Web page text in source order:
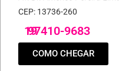
CEP: 13736-260
19
97410-9683
COMO CHEGAR